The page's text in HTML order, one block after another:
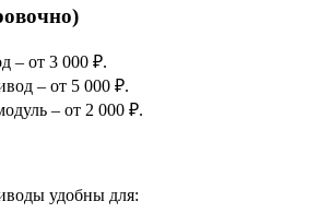
– от 3 000 ₽.
– от 5 000 ₽.
– от 2 000 ₽.
удобны для: